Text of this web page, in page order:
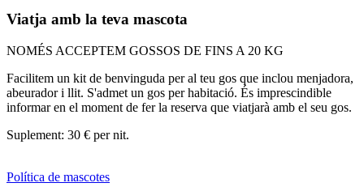
Viatja amb la teva mascota
NOMÉS ACCEPTEM GOSSOS DE FINS A 20 KG
Facilitem un kit de benvinguda per al teu gos que inclou menjadora,
abeurador i llit. S'admet un gos per habitació. És imprescindible
informar en el moment de fer la reserva que viatjarà amb el seu gos.
Suplement: 30 € per nit.
Política de mascotes